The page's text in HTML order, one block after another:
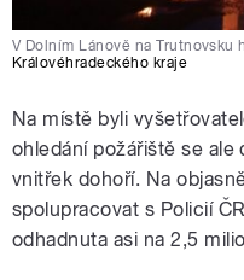
V Dolním Lánově na Trutnovsku
Královéhradeckého kraje
Na místě byli
ohledání požářiště se ale
vnitřek dohoří. Na
spolupracovat s Policií
odhadnuta asi na 2,5